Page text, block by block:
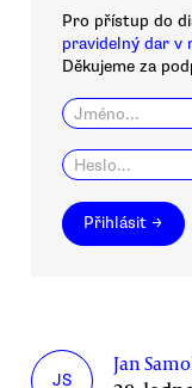
Pro přístup do
pravidelný dar v
Děkujeme za
Přihlásit →
JS
Jan